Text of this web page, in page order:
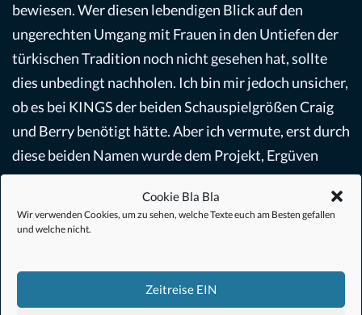
Cookie Bla Bla
Wir verwenden Cookies, um zu sehen, welche Texte euch am Besten gefallen
und welche nicht.
Zeitreise EIN
bewiesen. Wer diesen lebendigen Blick auf den
ungerechten Umgang mit Frauen in den Untiefen der
türkischen Tradition noch nicht gesehen hat, sollte
dies unbedingt nachholen. Ich bin mir jedoch unsicher,
ob es bei KINGS der beiden Schauspielgrößen Craig
und Berry benötigt hätte. Aber ich vermute, erst durch
diese beiden Namen wurde dem Projekt, Ergüven
schrieb bereits 2011 das Drehbuch, eineFinanzierung